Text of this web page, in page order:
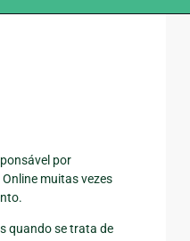
por
muitas vezes
quando se trata de